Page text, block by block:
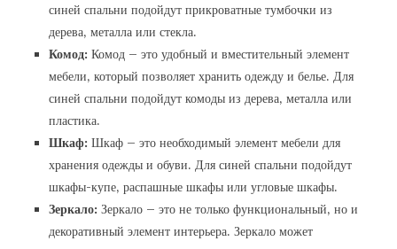
синей спальни подойдут прикроватные тумбочки из
дерева‚ металла или стекла.
Комод: Комод – это удобный и вместительный элемент
мебели‚ который позволяет хранить одежду и белье. Для
синей спальни подойдут комоды из дерева‚ металла или
пластика.
Шкаф: Шкаф – это необходимый элемент мебели для
хранения одежды и обуви. Для синей спальни подойдут
шкафы-купе‚ распашные шкафы или угловые шкафы.
Зеркало: Зеркало – это не только функциональный‚ но и
декоративный элемент интерьера. Зеркало может